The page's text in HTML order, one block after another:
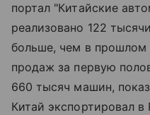
портал "Китайские
реализовано 122
больше, чем в
продаж за первую
660 тысяч машин,
Китай экспортировал